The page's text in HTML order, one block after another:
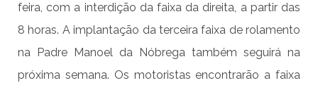
feira, com a interdição da faixa da direita, a partir das
8 horas. A implantação da terceira faixa de rolamento
na Padre Manoel da Nóbrega também seguirá na
próxima semana. Os motoristas encontrarão a faixa